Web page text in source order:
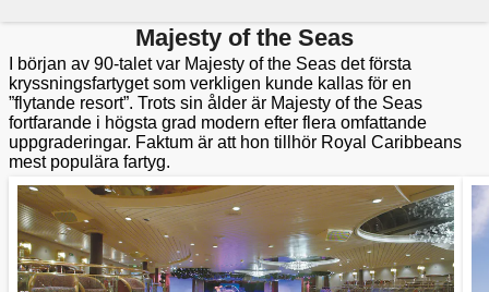
Majesty of the Seas
I början av 90-talet var Majesty of the Seas det första
kryssningsfartyget som verkligen kunde kallas för en
”flytande resort”. Trots sin ålder är Majesty of the Seas
fortfarande i högsta grad modern efter flera omfattande
uppgraderingar. Faktum är att hon tillhör Royal Caribbeans
mest populära fartyg.